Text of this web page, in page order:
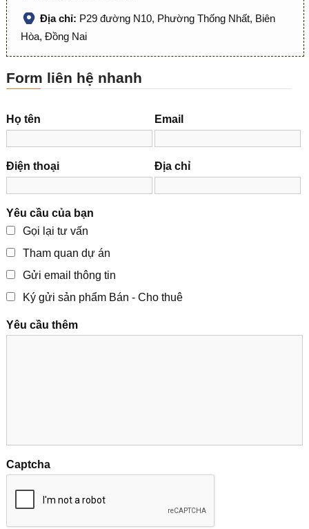
Địa chỉ: P29 đường N10, Phường Thống Nhất, Biên
Hòa, Đồng Nai
Form liên hệ nhanh
Họ tên Email
Điện thoại Địa chỉ
Yêu cầu của bạn
Gọi lại tư vấn
Tham quan dự án
Gửi email thông tin
Ký gửi sản phẩm Bán - Cho thuê
Yêu cầu thêm
Captcha